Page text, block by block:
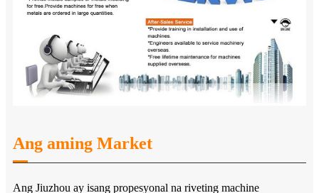
Ang aming Market
Ang Jiuzhou ay isang propesyonal na riveting machine